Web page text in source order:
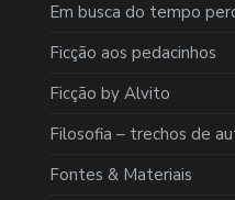
Em busca do tempo
Ficção aos pedacinhos
Ficção by Alvito
Filosofia – trechos de
Fontes & Materiais